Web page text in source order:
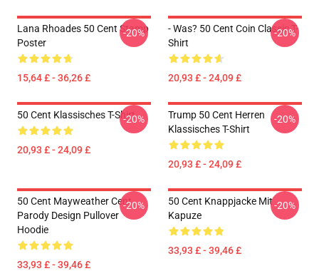
Lana Rhoades 50 Cent Stamp
Poster
15,64 £ - 36,26 £
-20%
- Was? 50 Cent Coin Classic T-
Shirt
20,93 £ - 24,09 £
-20%
50 Cent Klassisches T-Shirt
20,93 £ - 24,09 £
-20%
Trump 50 Cent Herren
Klassisches T-Shirt
20,93 £ - 24,09 £
-20%
50 Cent Mayweather Cent
Parody Design Pullover
Hoodie
33,93 £ - 39,46 £
-20%
50 Cent Knappjacke Mit
Kapuze
33,93 £ - 39,46 £
-20%